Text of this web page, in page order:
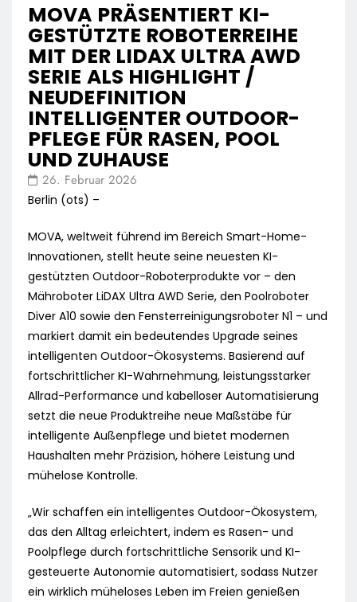
MOVA PRÄSENTIERT KI-
GESTÜTZTE ROBOTERREIHE
MIT DER LIDAX ULTRA AWD
SERIE ALS HIGHLIGHT /
NEUDEFINITION
INTELLIGENTER OUTDOOR-
PFLEGE FÜR RASEN, POOL
UND ZUHAUSE
26. Februar 2026
Berlin (ots) –
MOVA, weltweit führend im Bereich Smart-Home-
Innovationen, stellt heute seine neuesten KI-
gestützten Outdoor-Roboterprodukte vor – den
Mähroboter LiDAX Ultra AWD Serie, den Poolroboter
Diver A10 sowie den Fensterreinigungsroboter N1 – und
markiert damit ein bedeutendes Upgrade seines
intelligenten Outdoor-Ökosystems. Basierend auf
fortschrittlicher KI-Wahrnehmung, leistungsstarker
Allrad-Performance und kabelloser Automatisierung
setzt die neue Produktreihe neue Maßstäbe für
intelligente Außenpflege und bietet modernen
Haushalten mehr Präzision, höhere Leistung und
mühelose Kontrolle.
„Wir schaffen ein intelligentes Outdoor-Ökosystem,
das den Alltag erleichtert, indem es Rasen- und
Poolpflege durch fortschrittliche Sensorik und KI-
gesteuerte Autonomie automatisiert, sodass Nutzer
ein wirklich müheloses Leben im Freien genießen